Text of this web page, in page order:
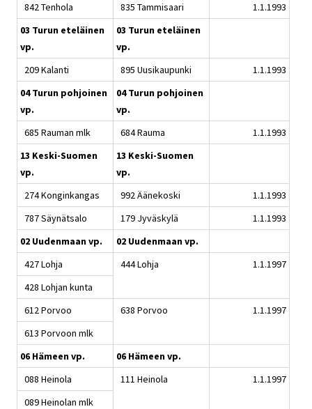
842 Tenhola
835 Tammisaari
1.1.1993
03 Turun eteläinen
vp.
03 Turun eteläinen
vp.
209 Kalanti
895 Uusikaupunki
1.1.1993
04 Turun pohjoinen
vp.
04 Turun pohjoinen
vp.
685 Rauman mlk
684 Rauma
1.1.1993
13 Keski-Suomen
vp.
13 Keski-Suomen
vp.
274 Konginkangas
992 Äänekoski
1.1.1993
787 Säynätsalo
179 Jyväskylä
1.1.1993
02 Uudenmaan vp.
02 Uudenmaan vp.
427 Lohja
444 Lohja
1.1.1997
428 Lohjan kunta
612 Porvoo
638 Porvoo
1.1.1997
613 Porvoon mlk
06 Hämeen vp.
06 Hämeen vp.
088 Heinola
111 Heinola
1.1.1997
089 Heinolan mlk